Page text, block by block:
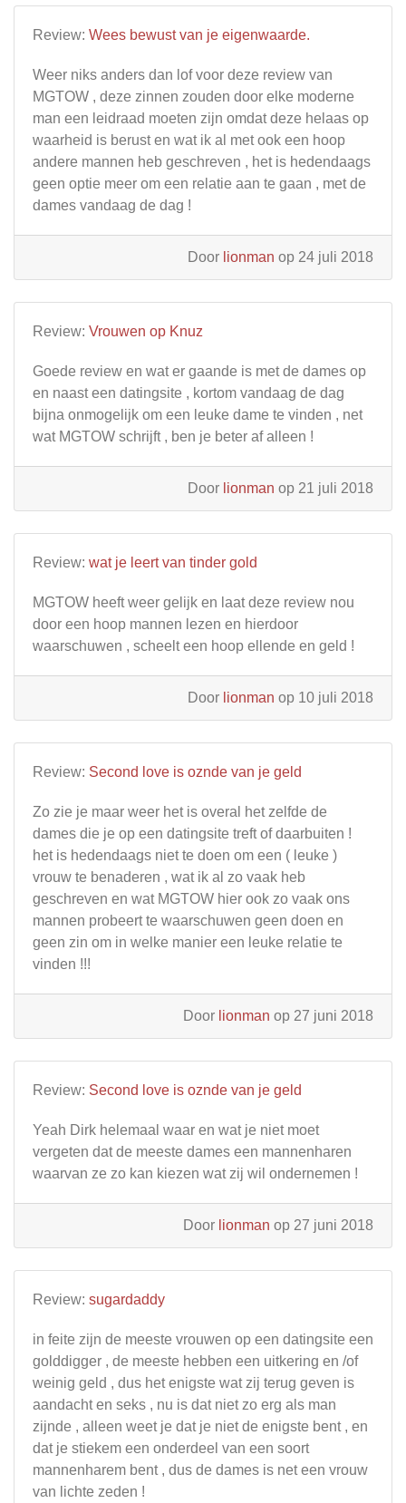
Review: Wees bewust van je eigenwaarde.
Weer niks anders dan lof voor deze review van
MGTOW , deze zinnen zouden door elke moderne
man een leidraad moeten zijn omdat deze helaas op
waarheid is berust en wat ik al met ook een hoop
andere mannen heb geschreven , het is hedendaags
geen optie meer om een relatie aan te gaan , met de
dames vandaag de dag !
Door lionman op 24 juli 2018
Review: Vrouwen op Knuz
Goede review en wat er gaande is met de dames op
en naast een datingsite , kortom vandaag de dag
bijna onmogelijk om een leuke dame te vinden , net
wat MGTOW schrijft , ben je beter af alleen !
Door lionman op 21 juli 2018
Review: wat je leert van tinder gold
MGTOW heeft weer gelijk en laat deze review nou
door een hoop mannen lezen en hierdoor
waarschuwen , scheelt een hoop ellende en geld !
Door lionman op 10 juli 2018
Review: Second love is oznde van je geld
Zo zie je maar weer het is overal het zelfde de
dames die je op een datingsite treft of daarbuiten !
het is hedendaags niet te doen om een ( leuke )
vrouw te benaderen , wat ik al zo vaak heb
geschreven en wat MGTOW hier ook zo vaak ons
mannen probeert te waarschuwen geen doen en
geen zin om in welke manier een leuke relatie te
vinden !!!
Door lionman op 27 juni 2018
Review: Second love is oznde van je geld
Yeah Dirk helemaal waar en wat je niet moet
vergeten dat de meeste dames een mannenharen
waarvan ze zo kan kiezen wat zij wil ondernemen !
Door lionman op 27 juni 2018
Review: sugardaddy
in feite zijn de meeste vrouwen op een datingsite een
golddigger , de meeste hebben een uitkering en /of
weinig geld , dus het enigste wat zij terug geven is
aandacht en seks , nu is dat niet zo erg als man
zijnde , alleen weet je dat je niet de enigste bent , en
dat je stiekem een onderdeel van een soort
mannenharem bent , dus de dames is net een vrouw
van lichte zeden !